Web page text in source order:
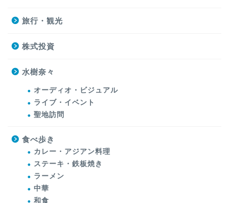
旅行・観光
株式投資
水樹奈々
オーディオ・ビジュアル
ライブ・イベント
聖地訪問
食べ歩き
カレー・アジアン料理
ステーキ・鉄板焼き
ラーメン
中華
和食